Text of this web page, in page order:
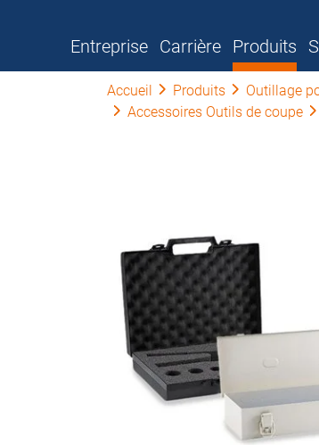
Entreprise Carrière Produits
Accueil Produits Outillage
Accessoires Outils de coupe